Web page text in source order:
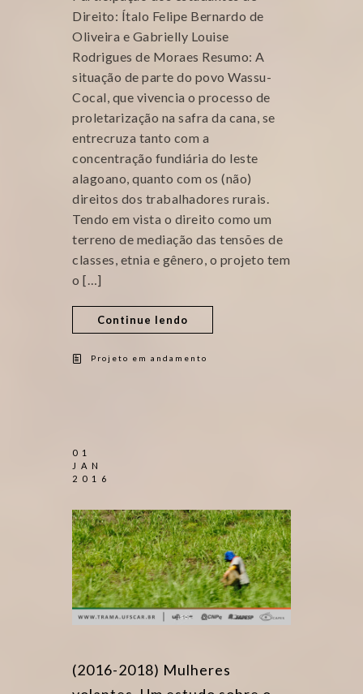
Direito: Ítalo Felipe Bernardo de
Oliveira e Gabrielly Louise
Rodrigues de Moraes Resumo: A
situação de parte do povo Wassu-
Cocal, que vivencia o processo de
proletarização na safra da cana, se
entrecruza tanto com a
concentração fundiária do leste
alagoano, quanto com os (não)
direitos dos trabalhadores rurais.
Tendo em vista o direito como um
terreno de mediação das tensões de
classes, etnia e gênero, o projeto tem
o […]
Continue lendo
Projeto em andamento
01
JAN
2016
(2016-2018) Mulheres